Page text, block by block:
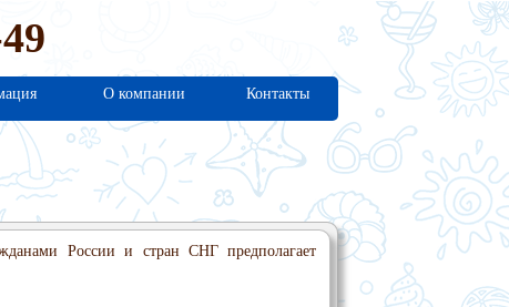
О компании Контакты
России и стран СНГ предполагает